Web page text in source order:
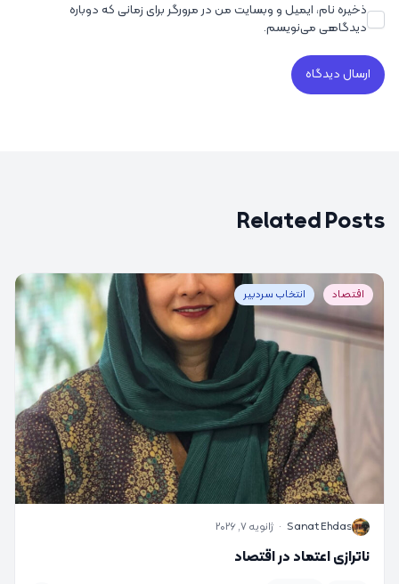
ذخیره نام، ایمیل و وبسایت من در مرورگر برای زمانی که دوباره
دیدگاهی می‌نویسم.
Related Posts
اقتصاد انتخاب سردبیر
S
Sanat Ehdas
· ژانویه 7, 2026
ناترازی اعتماد در اقتصاد